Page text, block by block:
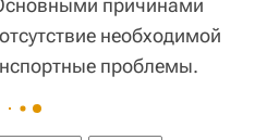
причинами
необходимой
проблемы.